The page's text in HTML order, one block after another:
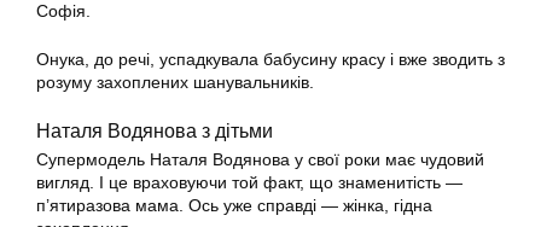
Софія.
Онука, до речі, успадкувала бабусину красу і вже зводить з
розуму захоплених шанувальників.
Наталя Водянова з дітьми
Супермодель Наталя Водянова у свої роки має чудовий
вигляд. І це враховуючи той факт, що знаменитість —
п’ятиразова мама. Ось уже справді — жінка, гідна